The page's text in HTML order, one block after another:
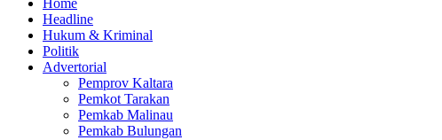
Home
Headline
Hukum & Kriminal
Politik
Advertorial
Pemprov Kaltara
Pemkot Tarakan
Pemkab Malinau
Pemkab Bulungan